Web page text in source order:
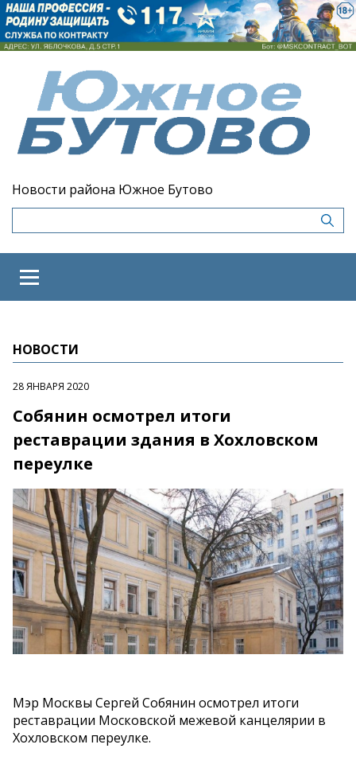
Новости района Южное Бутово
НОВОСТИ
28 ЯНВАРЯ 2020
Собянин осмотрел итоги
реставрации здания в Хохловском
переулке
Мэр Москвы Сергей Собянин осмотрел итоги
реставрации Московской межевой канцелярии в
Хохловском переулке.